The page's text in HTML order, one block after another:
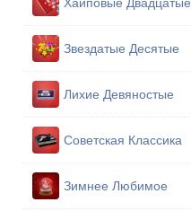
Звездатые Десятые
Лихие Девяностые
Советская Классика
Зимнее Любимое